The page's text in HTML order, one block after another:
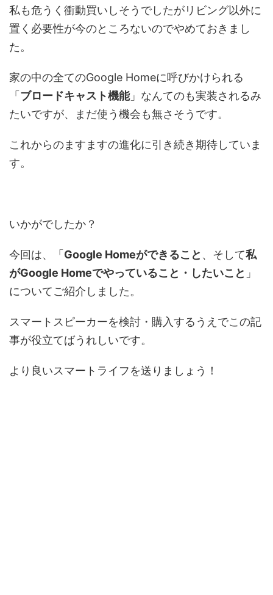
私も危うく衝動買いしそうでしたがリビング以外に
置く必要性が今のところないのでやめておきまし
た。
家の中の全てのGoogle Homeに呼びかけられる
「ブロードキャスト機能」なんてのも実装されるみ
たいですが、まだ使う機会も無さそうです。
これからのますますの進化に引き続き期待していま
す。
いかがでしたか？
今回は、「Google Homeができること 、そして私
がGoogle Homeでやっていること・したいこと 」
についてご紹介しました。
スマートスピーカーを検討・購入するうえでこの記
事が役立てばうれしいです。
より良いスマートライフを送りましょう！